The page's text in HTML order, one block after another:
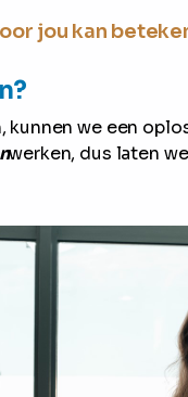
jou kan
kunnen we een
werken, dus laten